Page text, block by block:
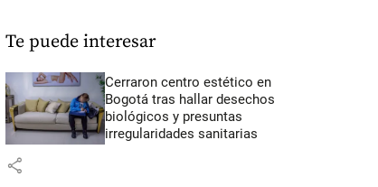
Te puede interesar
Cerraron centro estético en
Bogotá tras hallar desechos
biológicos y presuntas
irregularidades sanitarias
share